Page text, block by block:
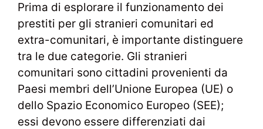
Prima di esplorare il funzionamento dei
prestiti per gli stranieri comunitari ed
extra-comunitari, è importante distinguere
tra le due categorie. Gli stranieri
comunitari sono cittadini provenienti da
Paesi membri dell’Unione Europea (UE) o
dello Spazio Economico Europeo (SEE);
essi devono essere differenziati dai